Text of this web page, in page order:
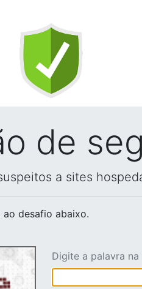
de
a sites
ao desafio abaixo.
Digite a palavra